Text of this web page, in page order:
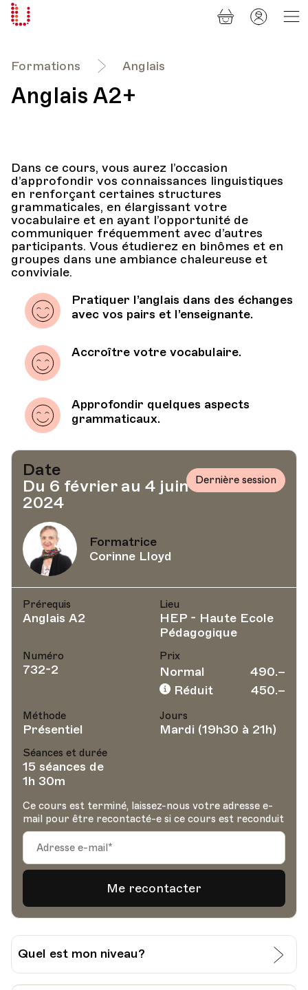
Formations Anglais
Anglais A2+
Dans ce cours, vous aurez l’occasion
d’approfondir vos connaissances linguistiques
en renforçant certaines structures
grammaticales, en élargissant votre
vocabulaire et en ayant l’opportunité de
communiquer fréquemment avec d’autres
participants. Vous étudierez en binômes et en
groupes dans une ambiance chaleureuse et
conviviale.
Pratiquer l’anglais dans des échanges
avec vos pairs et l’enseignante.
Accroître votre vocabulaire.
Approfondir quelques aspects
grammaticaux.
Date
Du 6 février au 4 juin
2024
Dernière session
Formatrice
Corinne Lloyd
Prérequis
Anglais A2
Lieu
HEP - Haute Ecole
Pédagogique
Numéro
732-2
Prix
Normal
490.–
Réduit
450.–
Méthode
Présentiel
Jours
Mardi (19h30 à 21h)
Séances et durée
15 séances de
1h 30m
Ce cours est terminé, laissez-nous votre adresse e-
mail pour être recontacté-e si ce cours est reconduit
Quel est mon niveau?
J’évalue moi-même mon niveau:
Panier
Mon